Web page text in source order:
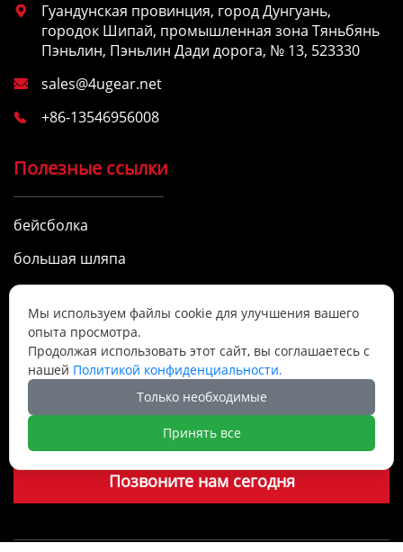

Гуандунская провинция, город Дунгуань,
городок Шипай, промышленная зона Тяньбянь
Пэньлин, Пэньлин Дади дорога, № 13, 523330
 sales@4ugear.net
 +86-13546956008
Полезные ссылки
бейсболка
большая шляпа
Рыбацкая шляпа
Часы работы
9:00 - 17:00, понедельник - суббота
Мы предоставляем качественные услуги.
Позвоните нам сегодня
Мы используем файлы cookie для улучшения вашего
опыта просмотра.
Продолжая использовать этот сайт, вы соглашаетесь с
нашей Политикой конфиденциальности.
Только необходимые
Принять все